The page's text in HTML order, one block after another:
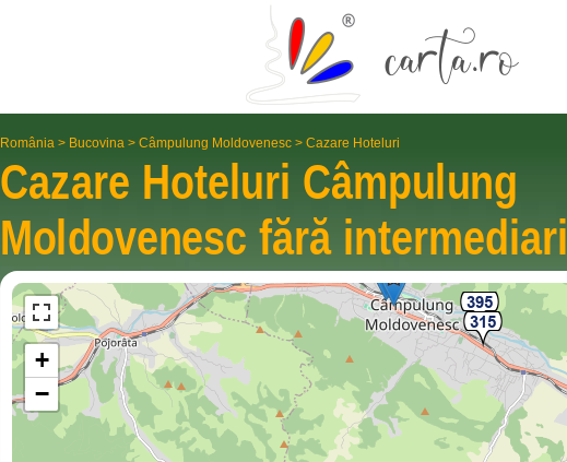
România > Bucovina > Câmpulung Moldovenesc > Cazare Hoteluri
Cazare Hoteluri Câmpulung
Moldovenesc fără interme­diari
+
−